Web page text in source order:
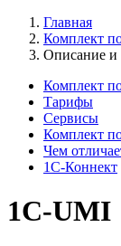
Главная
Комплект
Описание и
Комплект
Тарифы
Сервисы
Комплект
Чем
1С-Коннект
1C-UMI